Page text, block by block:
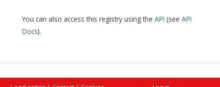
You can also access this registry using the API (see API
Docs).